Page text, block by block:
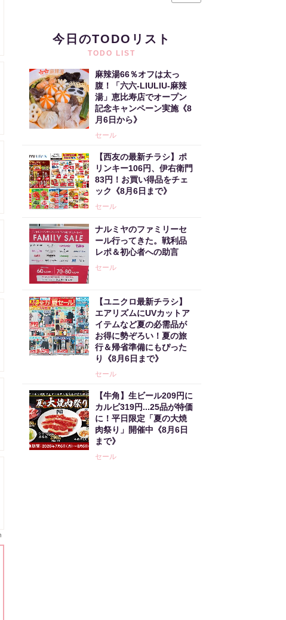
今日のTODOリスト
TODO LIST
麻辣湯66％オフは太っ
腹！「六六-LIULIU-麻辣
湯」恵比寿店でオープン
記念キャンペーン実施《8
月6日から》
セール
【西友の最新チラシ】ポ
リンキー106円、伊右衛門
83円！お買い得品をチェ
ック《8月6日まで》
セール
ナルミヤのファミリーセ
ール行ってきた。戦利品
レポ＆初心者への助言
セール
【ユニクロ最新チラシ】
エアリズムにUVカットア
イテムなど夏の必需品が
お得に勢ぞろい！夏の旅
行＆帰省準備にもぴった
り《8月6日まで》
セール
【牛角】生ビール209円に
カルビ319円...25品が特価
に！平日限定「夏の大焼
肉祭り」開催中《8月6日
まで》
セール